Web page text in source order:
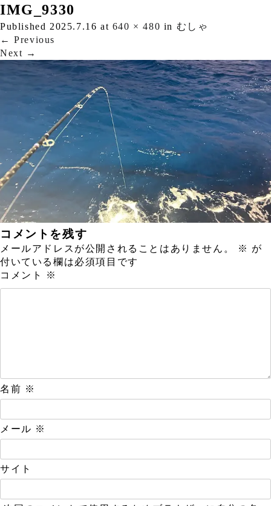
IMG_9330
Published 2025.7.16 at 640 × 480 in むしゃ
← Previous
Next →
コメントを残す
メールアドレスが公開されることはありません。 ※ が
付いている欄は必須項目です
コメント
※
名前 ※
メール ※
サイト